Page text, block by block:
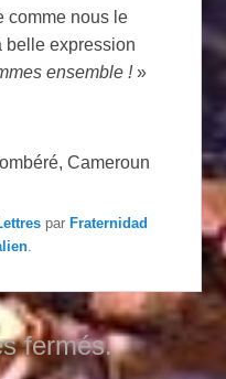
comme nous le
belle expression
ensemble !»
Cameroun
parFraternidad
fermés.